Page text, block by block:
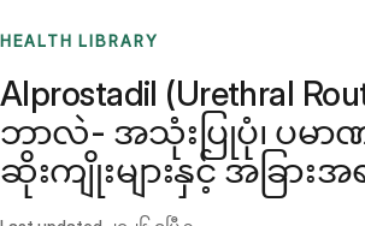
HEALTH LIBRARY
Alprostadil (Urethral
ဘာလဲ- အသုံးပြုပုံ၊ ပမ
ဆိုးကျိုးများနှင့် အခြားအရ